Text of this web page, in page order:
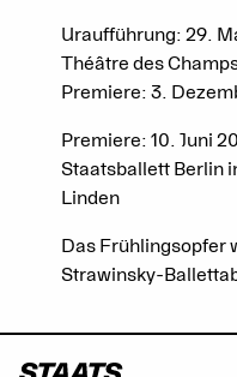
Uraufführung: 29.
Théâtre des
Premiere: 3.
Premiere: 10. Juni
Staatsballett Berlin
Linden
Das Frühlingsopfer
Strawinsky-